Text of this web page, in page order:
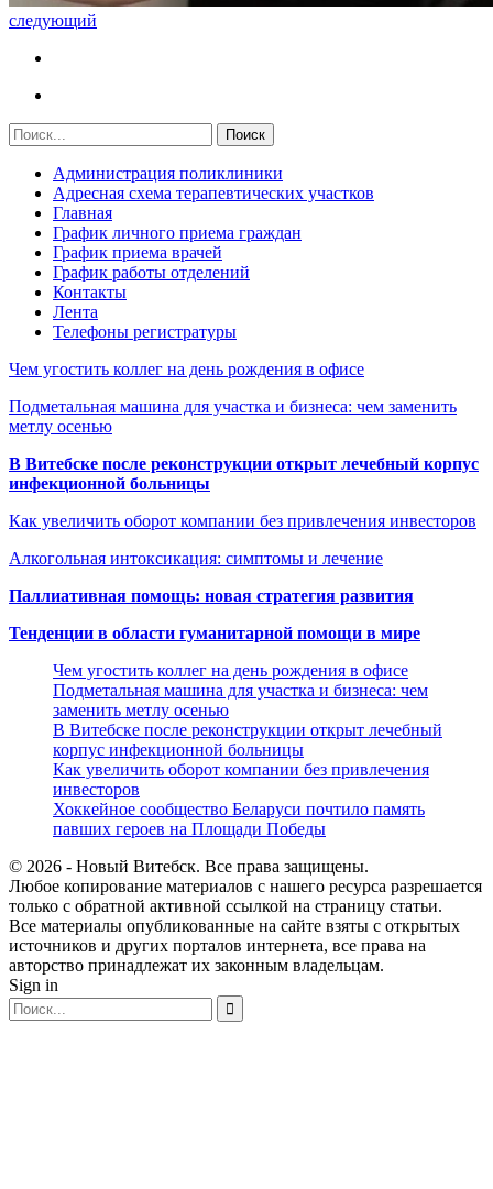
следующий
Администрация поликлиники
Адресная схема терапевтических участков
Главная
График личного приема граждан
График приема врачей
График работы отделений
Контакты
Лента
Телефоны регистратуры
Чем угостить коллег на день рождения в офисе
Подметальная машина для участка и бизнеса: чем заменить
метлу осенью
В Витебске после реконструкции открыт лечебный корпус
инфекционной больницы
Как увеличить оборот компании без привлечения инвесторов
Алкогольная интоксикация: симптомы и лечение
Паллиативная помощь: новая стратегия развития
Тенденции в области гуманитарной помощи в мире
Чем угостить коллег на день рождения в офисе
Подметальная машина для участка и бизнеса: чем
заменить метлу осенью
В Витебске после реконструкции открыт лечебный
корпус инфекционной больницы
Как увеличить оборот компании без привлечения
инвесторов
Хоккейное сообщество Беларуси почтило память
павших героев на Площади Победы
© 2026 - Новый Витебск. Все права защищены.
Любое копирование материалов с нашего ресурса разрешается
только с обратной активной ссылкой на страницу статьи.
Все материалы опубликованные на сайте взяты с открытых
источников и других порталов интернета, все права на
авторство принадлежат их законным владельцам.
Sign in